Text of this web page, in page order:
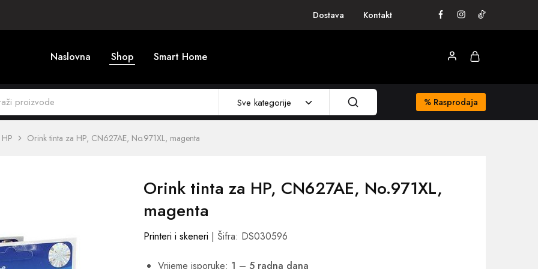
Dostava Kontakt
Naslovna Shop Smart Home
Sve kategorije % Rasprodaja
HP Orink tinta za HP, CN627AE, No.971XL, magenta
Orink tinta za HP, CN627AE, No.971XL,
magenta
Printeri i skeneri | Šifra: DS030596
Vrijeme isporuke: 1 – 5 radna dana